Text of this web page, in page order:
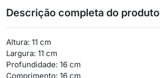
Descrição completa do produto
Altura: 11 cm
Largura: 11 cm
Profundidade: 16 cm
Comprimento: 16 cm